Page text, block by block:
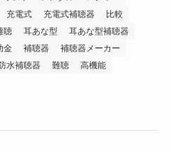
充電式 充電式補聴器
比較
聴 耳あな型
耳あな型補聴器
金 補聴器
補聴器メーカー
水補聴器 難聴 高機能